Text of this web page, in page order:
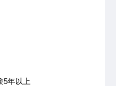
5年以上